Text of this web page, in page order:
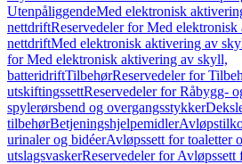
UtenpåliggendeMed elektronisk
nettdriftReservedeler for Med
nettdriftMed elektronisk aktivering av
for Med elektronisk aktivering av skyll,
batteridriftTilbehørReservedeler for
utskiftingssettReservedeler for Råbygg-
spylerørsbend og overgangsstykker
tilbehørBetjeningshjelpemidler
urinaler og bidéerAvløpssett for toaletter
utslagsvaskerReservedeler for Avløpssett